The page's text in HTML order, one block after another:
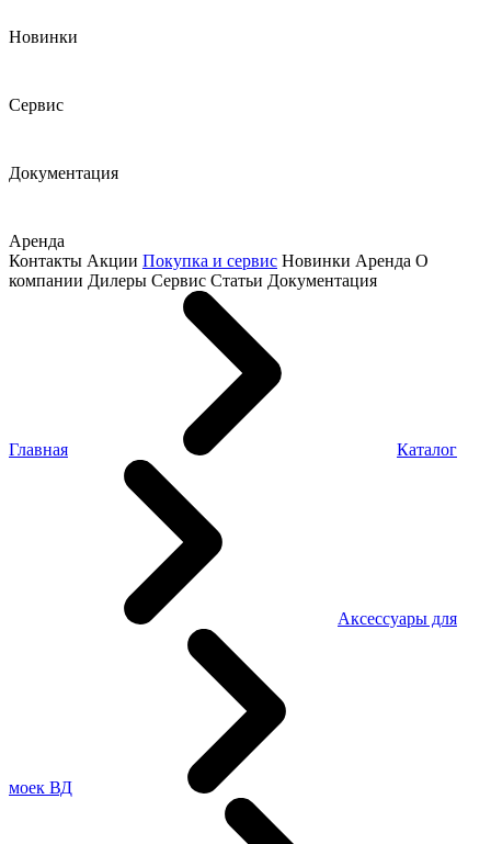
Новинки
Сервис
Документация
Аренда
Контакты Акции Покупка и сервис Новинки Аренда О
компании Дилеры Сервис Статьи Документация
Главная Каталог
Аксессуары для
моек ВД